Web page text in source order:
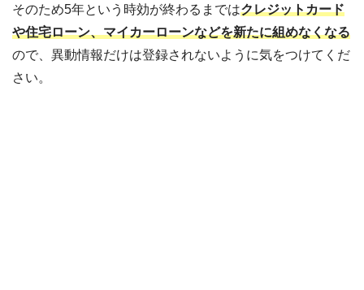
そのため5年という時効が終わるまではクレジットカード
や住宅ローン、マイカーローンなどを新たに組めなくなる
ので、異動情報だけは登録されないように気をつけてくだ
さい。